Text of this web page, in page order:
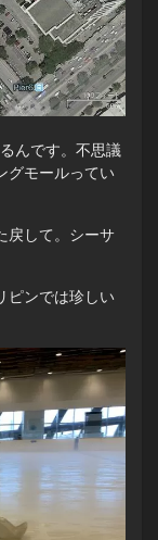
んです。不思議
グモールってい
戻して。シーサ
ピンでは珍しい